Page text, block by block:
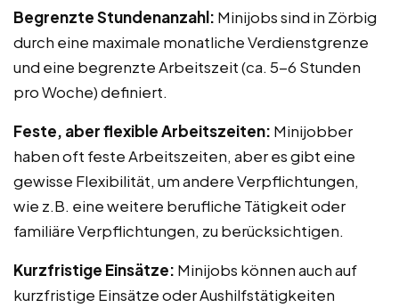
Begrenzte Stundenanzahl: Minijobs sind in Zörbig
durch eine maximale monatliche Verdienstgrenze
und eine begrenzte Arbeitszeit (ca. 5-6 Stunden
pro Woche) definiert.
Feste, aber flexible Arbeitszeiten: Minijobber
haben oft feste Arbeitszeiten, aber es gibt eine
gewisse Flexibilität, um andere Verpflichtungen,
wie z.B. eine weitere berufliche Tätigkeit oder
familiäre Verpflichtungen, zu berücksichtigen.
Kurzfristige Einsätze: Minijobs können auch auf
kurzfristige Einsätze oder Aushilfstätigkeiten